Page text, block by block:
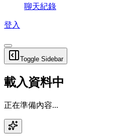
聊天紀錄
登入
Toggle Sidebar
載入資料中
正在準備內容...